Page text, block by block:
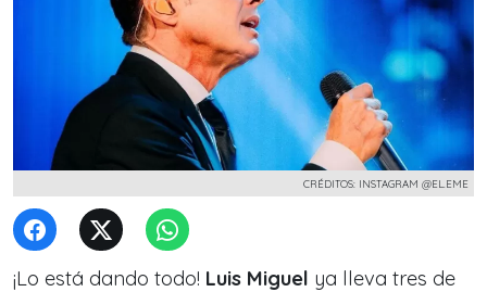
CRÉDITOS: INSTAGRAM @EL.EME
¡Lo está dando todo! Luis Miguel ya lleva tres de